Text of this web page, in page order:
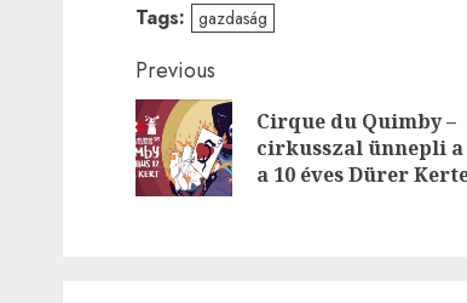
Tags: gazdaság
Post
navigation
Previous
Cirque du Quimby –
cirkusszal ünnepli
a 10 éves Dürer